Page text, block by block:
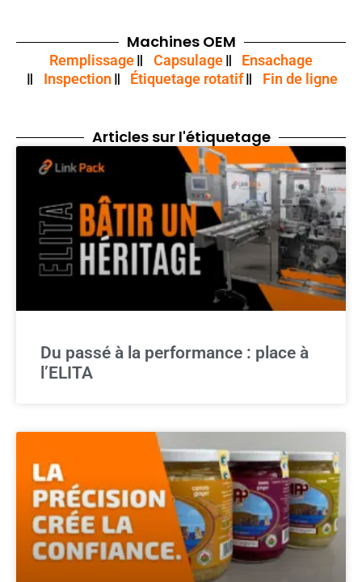
Machines OEM
Remplissage Capsulage
Ensachage
Inspection
Étiquetage rotatif Fin de ligne
Articles sur l'étiquetage
Du passé à la performance : place à
l’ELITA